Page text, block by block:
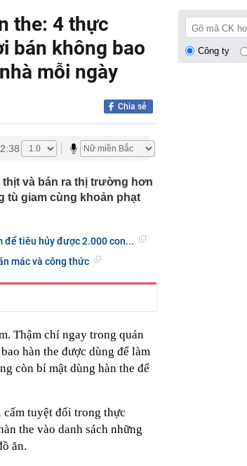
đổi chủ
Chính phủ: Có thể
13 triệu tấn đồng,
gặp lại bạn cũ trên
trọn một tuần đi
tài sản ngày càng
sở dữ liệu đất đai
giảm, giá BĐS bị
đối tượng chịu tác
the: 4 thực
bán không bao
mỗi ngày
Chia sẻ
2:38
và bán ra thị trường hơn
tù giam cùng khoản phạt
để tiêu hủy được 2.000 con...
mác và công thức
Thậm chí ngay trong quán
hàn the được dùng để làm
còn bí mật dùng hàn the để
tuyệt đối trong thực
the vào danh sách những
ăn.
Công ty